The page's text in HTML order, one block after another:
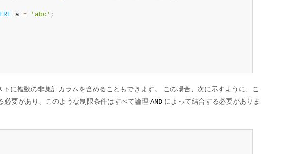
a = 'abc' ;
トに複数の非集計カラムを含めることもできます。 この場合、次に示すように、こ
必要があり、このような制限条件はすべて論理 AND によって結合する必要がありま